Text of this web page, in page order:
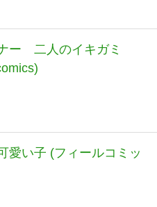
ー 二人のイキガミ
愛い子 (フィールコミッ